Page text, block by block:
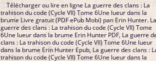
Télécharger ou lire en ligne La guerre des clans : La
trahison du code (Cycle VII) Tome 6Une lueur dans la
brume Livre gratuit (PDF ePub Mobi) pan Erin Hunter.
guerre des clans : La trahison du code (Cycle VII) Tome
6Une lueur dans la brume Erin Hunter PDF, La guerre
clans : La trahison du code (Cycle VII) Tome 6Une lueur
dans la brume Erin Hunter Epub, La guerre des clans :
trahison du code (Cycle VII) Tome 6Une lueur dans la